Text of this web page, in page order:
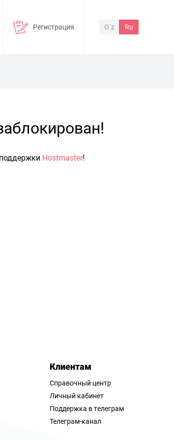
Регистрация O`z Ru
Hostmaster!
Клиентам
Справочный центр
Личный кабинет
Поддержка в телеграм
Телеграм-канал